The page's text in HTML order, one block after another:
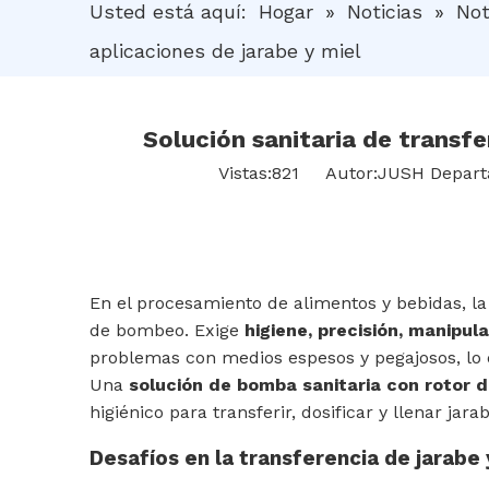
Usted está aquí: Hogar » Noticias »
aplicaciones de jarabe y miel
Solución sanitaria de
Vistas:821 Autor:JUSH
En el procesamiento de alimentos y bebidas,
de bombeo. Exige higiene, precisión,
problemas con medios espesos y pegajosos,
Una solución de bomba sanitaria con rotor
higiénico para transferir, dosificar y llenar
Desafíos en la transferencia de jarabe